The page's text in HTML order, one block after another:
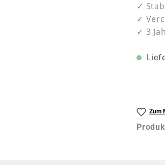
✓
✓
✓ 3
Zum